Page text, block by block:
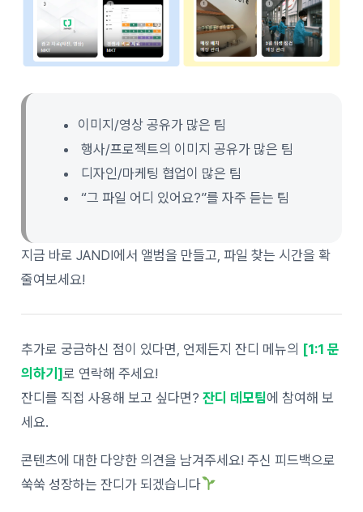
이미지/영상 공유가 많은 팀
행사/프로젝트의 이미지 공유가 많은 팀
디자인/마케팅 협업이 많은 팀
“그 파일 어디 있어요?”를 자주 듣는 팀
지금 바로 JANDI에서 앨범을 만들고, 파일 찾는 시간을 확
줄여보세요!
추가로 궁금하신 점이 있다면, 언제든지 잔디 메뉴의 [1:1 문
의하기]로 연락해 주세요!
잔디를 직접 사용해 보고 싶다면?잔디 데모팀에 참여해 보
세요.
콘텐츠에 대한 다양한 의견을 남겨주세요! 주신 피드백으로
쑥쑥 성장하는 잔디가 되겠습니다